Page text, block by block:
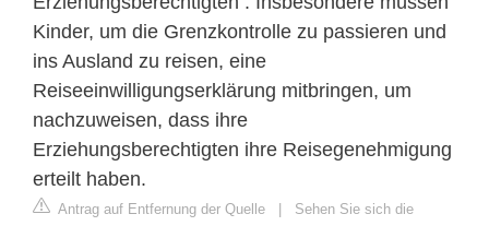
Kinder, um die Grenzkontrolle zu passieren und
ins Ausland zu reisen, eine
Reiseeinwilligungserklärung mitbringen, um
nachzuweisen, dass ihre
Erziehungsberechtigten ihre Reisegenehmigung
erteilt haben.
Antrag auf Entfernung der Quelle | Sehen Sie sich die